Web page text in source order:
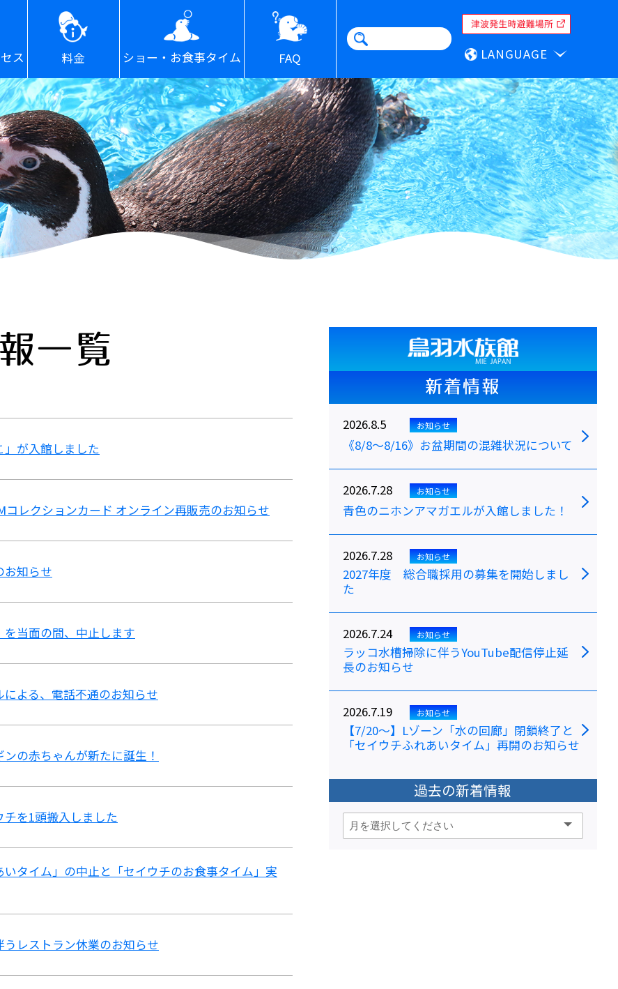
ス 料金 ショー・お食事タイム FAQ LANGUAGE
一覧
が入館しました
コレクションカード オンライン再販売のお知らせ
お知らせ
を当面の間、中止します
よる、電話不通のお知らせ
の赤ちゃんが新たに誕生！
を1頭搬入しました
いタイム」の中止と「セイウチのお食事タイム」実
うレストラン休業のお知らせ
新着情報
2026.8.5 お知らせ
《8/8～8/16》お盆期間の混雑状況について
2026.7.28 お知らせ
青色のニホンアマガエルが入館しました！
2026.7.28 お知らせ
2027年度 総合職採用の募集を開始しまし
た
2026.7.24 お知らせ
ラッコ水槽掃除に伴うYouTube配信停止延
長のお知らせ
2026.7.19 お知らせ
【7/20～】Lゾーン「水の回廊」閉鎖終了と
「セイウチふれあいタイム」再開のお知らせ
過去の新着情報